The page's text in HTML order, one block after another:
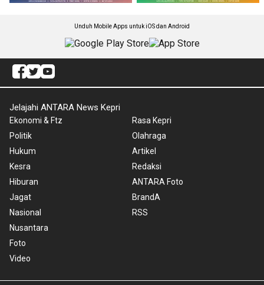
Unduh Mobile Apps untuk iOS dan Android
Jelajahi ANTARA News Kepri
Ekonomi & Ftz
Politik
Hukum
Kesra
Hiburan
Jagat
Nasional
Nusantara
Foto
Video
Rasa Kepri
Olahraga
Artikel
Redaksi
ANTARA Foto
BrandA
RSS